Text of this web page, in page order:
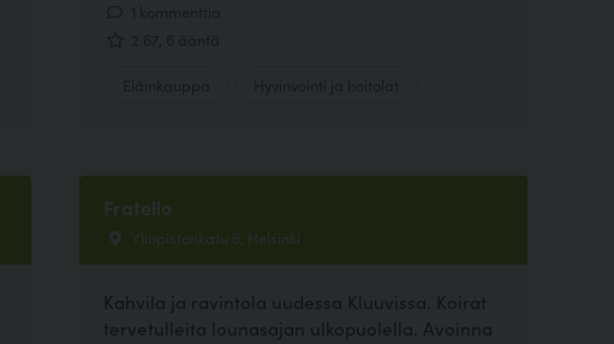
Fratello
Yliopistonkatu 6, Helsinki
Kahvila ja ravintola uudessa Kluuvissa. Koirat
tervetulleita lounasajan ulkopuolella. Avoinna